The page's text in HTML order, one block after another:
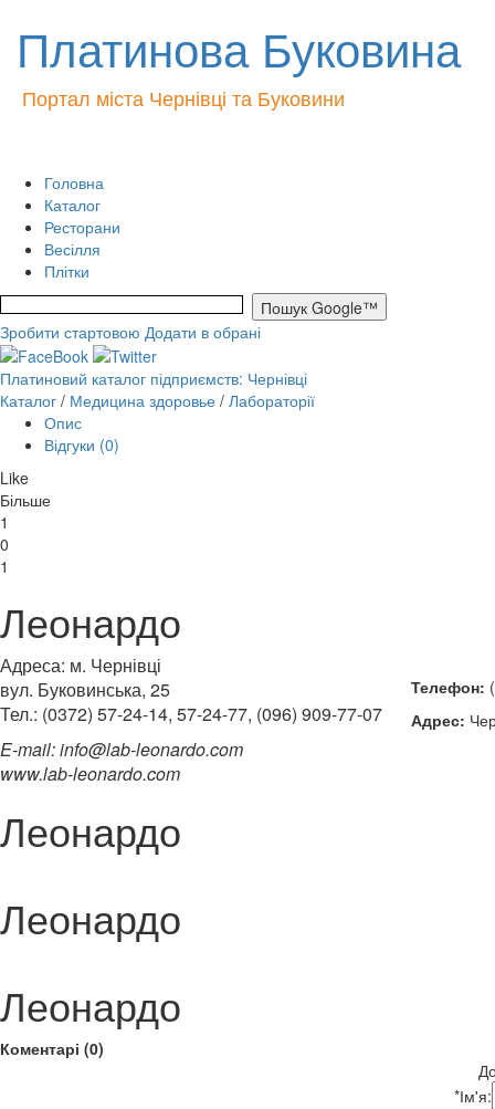
Платинова Буковина
Портал міста Чернівці та Буковини
Головна
Каталог
Ресторани
Весілля
Плітки
Зробити стартовою Додати в обрані
Платиновий каталог підприємств: Чернівці
Каталог / Медицина здоровье / Лабораторії
Опис
Відгуки (0)
Like
Більше
1
0
1
Леонардо
Телефон:
Адрес:
Адреса: м. Чернівці
вул. Буковинська, 25
Тел.: (0372) 57-24-14, 57-24-77, (096) 909-77-07
E-mail: info@lab-leonardo.com
www.lab-leonardo.com
Леонардо
Леонардо
Леонардо
Коментарі (0)
*Ім'я: